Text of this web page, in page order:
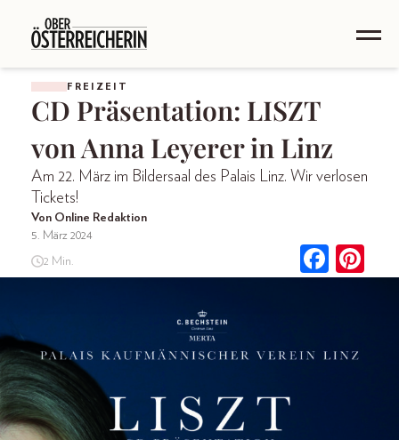
FREIZEIT
CD Präsentation: LISZT
von Anna Leyerer in Linz
Am 22. März im Bildersaal des Palais Linz. Wir verlosen
Tickets!
Von Online Redaktion
5. März 2024
2 Min.